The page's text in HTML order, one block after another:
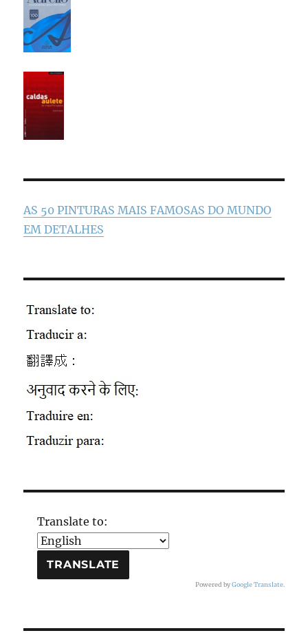
AS 50 PINTURAS MAIS FAMOSAS DO MUNDO
EM DETALHES
Translate to:
Powered byGoogle Translate.